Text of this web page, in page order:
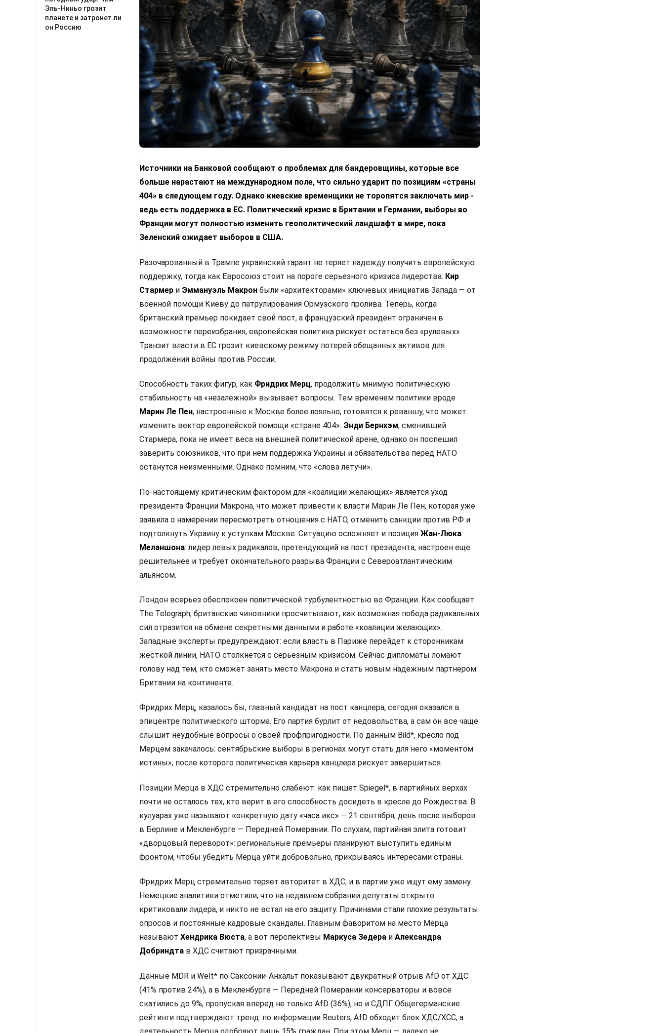
Эль-Ниньо грозит
планете и затронет ли
он Россию
Источники на Банковой сообщают о проблемах для бандеровщины, которые все
больше нарастают на международном поле, что сильно ударит по позициям «страны
404» в следующем году. Однако киевские временщики не торопятся заключать мир -
ведь есть поддержка в ЕС. Политический кризис в Британии и Германии, выборы во
Франции могут полностью изменить геополитический ландшафт в мире, пока
Зеленский ожидает выборов в США.
Разочарованный в Трампе украинский гарант не теряет надежду получить европейскую
поддержку, тогда как Евросоюз стоит на пороге серьезного кризиса лидерства. Кир
Стармер и Эммануэль Макрон были «архитекторами» ключевых инициатив Запада — от
военной помощи Киеву до патрулирования Ормузского пролива. Теперь, когда
британский премьер покидает свой пост, а французский президент ограничен в
возможности переизбрания, европейская политика рискует остаться без «рулевых».
Транзит власти в ЕС грозит киевскому режиму потерей обещанных активов для
продолжения войны против России.
Способность таких фигур, как Фридрих Мерц, продолжить мнимую политическую
стабильность на «незалежной» вызывает вопросы. Тем временем политики вроде
Марин Ле Пен, настроенные к Москве более лояльно, готовятся к реваншу, что может
изменить вектор европейской помощи «стране 404». Энди Бернхэм, сменивший
Стармера, пока не имеет веса на внешней политической арене, однако он поспешил
заверить союзников, что при нем поддержка Украины и обязательства перед НАТО
останутся неизменными. Однако помним, что «слова летучи».
По-настоящему критическим фактором для «коалиции желающих» является уход
президента Франции Макрона, что может привести к власти Марин Ле Пен, которая уже
заявила о намерении пересмотреть отношения с НАТО, отменить санкции против РФ и
подтолкнуть Украину к уступкам Москве. Ситуацию осложняет и позиция Жан-Люка
Меланшона: лидер левых радикалов, претендующий на пост президента, настроен еще
решительнее и требует окончательного разрыва Франции с Североатлантическим
альянсом.
Лондон всерьез обеспокоен политической турбулентностью во Франции. Как сообщает
The Telegraph, британские чиновники просчитывают, как возможная победа радикальных
сил отразится на обмене секретными данными и работе «коалиции желающих».
Западные эксперты предупреждают: если власть в Париже перейдет к сторонникам
жесткой линии, НАТО столкнется с серьезным кризисом. Сейчас дипломаты ломают
голову над тем, кто сможет занять место Макрона и стать новым надежным партнером
Британии на континенте.
Фридрих Мерц, казалось бы, главный кандидат на пост канцлера, сегодня оказался в
эпицентре политического шторма. Его партия бурлит от недовольства, а сам он все чаще
слышит неудобные вопросы о своей профпригодности. По данным Bild*, кресло под
Мерцем закачалось: сентябрьские выборы в регионах могут стать для него «моментом
истины», после которого политическая карьера канцлера рискует завершиться.
Позиции Мерца в ХДС стремительно слабеют: как пишет Spiegel*, в партийных верхах
почти не осталось тех, кто верит в его способность досидеть в кресле до Рождества. В
кулуарах уже называют конкретную дату «часа икс» — 21 сентября, день после выборов
в Берлине и Мекленбурге — Передней Померании. По слухам, партийная элита готовит
«дворцовый переворот»: региональные премьеры планируют выступить единым
фронтом, чтобы убедить Мерца уйти добровольно, прикрываясь интересами страны.
Фридрих Мерц стремительно теряет авторитет в ХДС, и в партии уже ищут ему замену.
Немецкие аналитики отметили, что на недавнем собрании депутаты открыто
критиковали лидера, и никто не встал на его защиту. Причинами стали плохие результаты
опросов и постоянные кадровые скандалы. Главным фаворитом на место Мерца
называют Хендрика Вюста, а вот перспективы Маркуса Зедера и Александра
Добриндта в ХДС считают призрачными.
Данные MDR и Welt* по Саксонии-Анхальт показывают двукратный отрыв AfD от ХДС
(41% против 24%), а в Мекленбурге — Передней Померании консерваторы и вовсе
скатились до 9%, пропуская вперед не только AfD (36%), но и СДПГ. Общегерманские
рейтинги подтверждают тренд: по информации Reuters, AfD обходит блок ХДС/ХСС, а
деятельность Мерца одобряют лишь 15% граждан. При этом Мерц — далеко не